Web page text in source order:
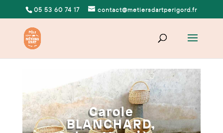
05 53 60 74 17 contact@metiersdartperigord.fr
Carole
BLANCHARD,